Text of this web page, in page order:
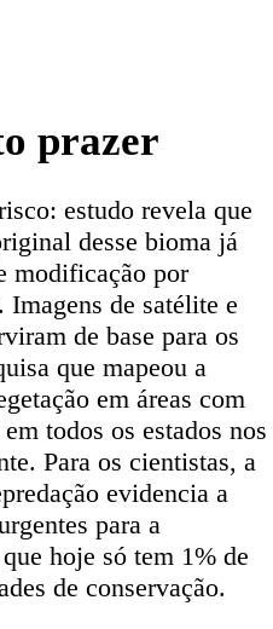
prazer
estudo revela que
desse bioma já
modificação por
Imagens de satélite e
de base para os
que mapeou a
em áreas com
todos os estados nos
Para os cientistas, a
evidencia a
para a
hoje só tem 1% de
de conservação.